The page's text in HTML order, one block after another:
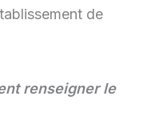
de
renseigner le